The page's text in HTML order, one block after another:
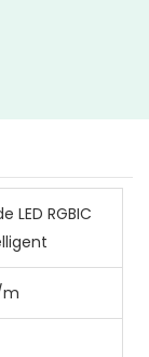
LED RGBIC
m